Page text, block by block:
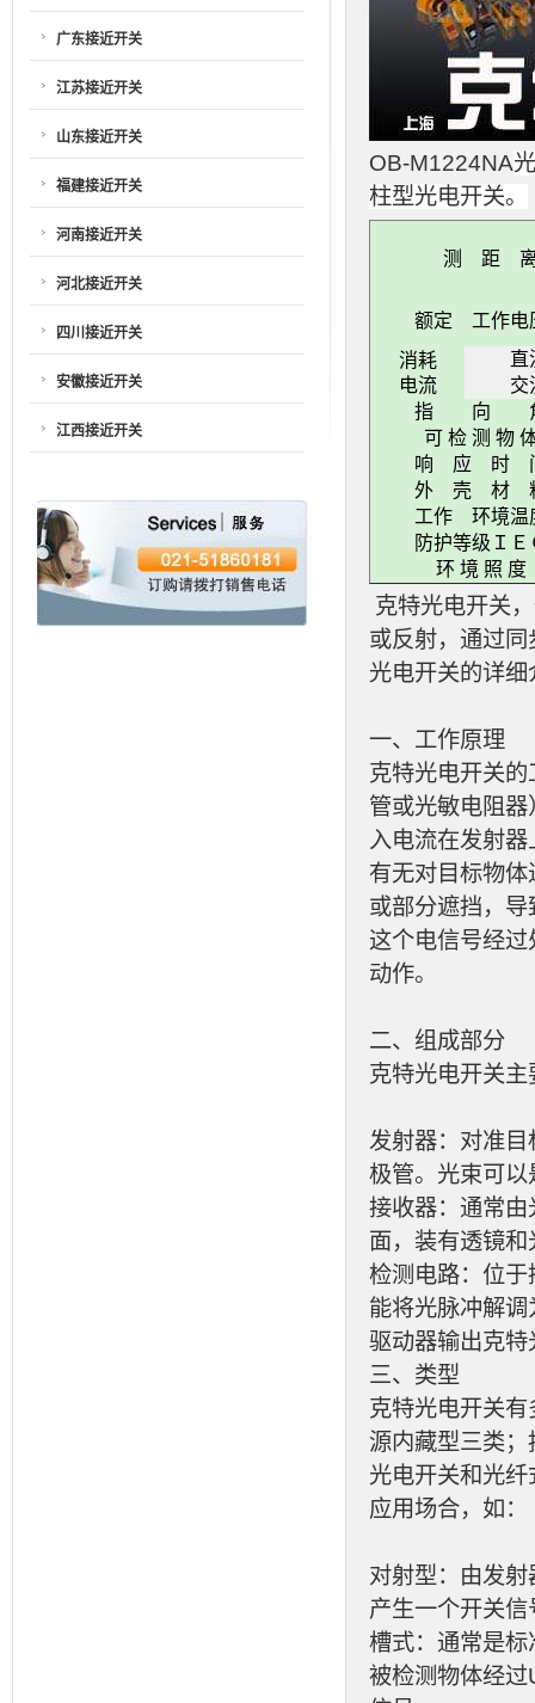
OB-M1224NA
柱型光电开关。
测 距
额定 工作电
消耗
电流
直
交
指 向
可 检 测 物
响 应 时
外 壳 材
工作 环境温
防护等级ＩＥ
环 境 照 度
克特光电开关
或反射，通过
光电开关的详细
一、工作原理
克特光电开关
管或光敏电阻
入电流在发射
有无对目标物
或部分遮挡，
这个电信号经
动作。
二、组成部分
克特光电开关
发射器：对准
极管。光束可
接收器：通常
面，装有透镜
检测电路：位
能将光脉冲解
驱动器输出克
三、类型
克特光电开关
源内藏型三类
光电开关和光
应用场合，如：
对射型：由发
产生一个开关
槽式：通常是
被检测物体经
广东接近开关
江苏接近开关
山东接近开关
福建接近开关
河南接近开关
河北接近开关
四川接近开关
安徽接近开关
江西接近开关